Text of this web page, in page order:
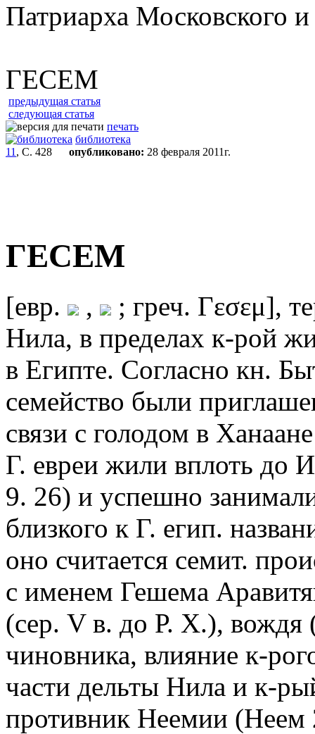
Патриарха Московского
ГЕСЕМ
предыдущая статья
следующая статья
печать
библиотека
11 , С. 428 опубликовано: 28 февраля 2011г.
ГЕСЕМ
[евр. ,
; греч. Γεσεμ],
Нила, в пределах к-рой
в Египте. Согласно кн.
семейство были
связи с голодом в
Г. евреи жили вплоть до
9. 26) и успешно
близкого к Г. егип.
оно считается семит.
с именем Гешема
(сер. V в. до Р. Х.), вождя
чиновника, влияние к-
части дельты Нила и к-
противник Неемии (Неем